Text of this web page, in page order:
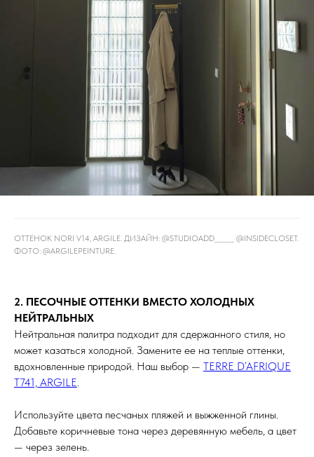
ОТТЕНОК NORI V14, ARGILE. ДИЗАЙН: @STUDIOADD_______ @INSIDECLOSET.
ФОТО: @ARGILEPEINTURE.
2. ПЕСОЧНЫЕ ОТТЕНКИ ВМЕСТО ХОЛОДНЫХ
НЕЙТРАЛЬНЫХ
Нейтральная палитра подходит для сдержанного стиля, но
может казаться холодной. Замените ее на теплые оттенки,
вдохновленные природой. Наш выбор — TERRE D’AFRIQUE
T741, ARGILE.
Используйте цвета песчаных пляжей и выжженной глины.
Добавьте коричневые тона через деревянную мебель, а цвет
— через зелень.